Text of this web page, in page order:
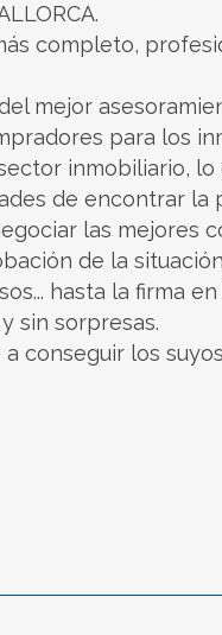
completo,
mejor
para los
inmobiliario,
de encontrar la
las mejores
de la
hasta la firma
sin sorpresas.
conseguir los